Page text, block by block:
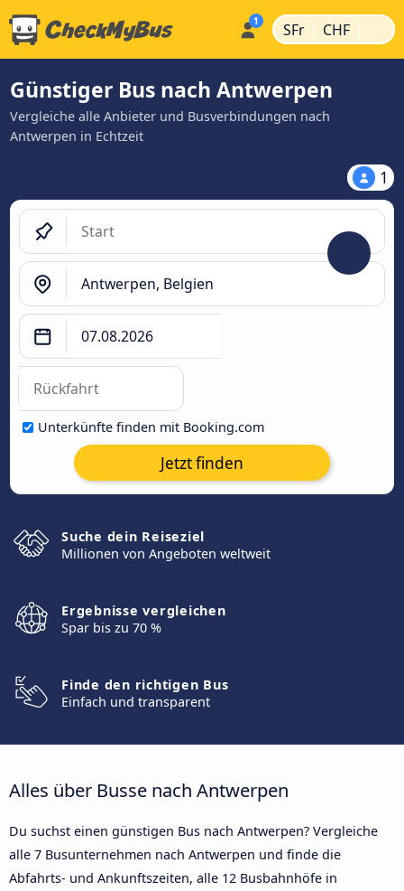
SFr | CHF |
Günstiger Bus nach Antwerpen
Vergleiche alle Anbieter und Busverbindungen nach
Antwerpen in Echtzeit
1
Unterkünfte finden mit Booking.com
Jetzt finden
Suche dein Reiseziel
Millionen von Angeboten weltweit
Ergebnisse vergleichen
Spar bis zu 70 %
Finde den richtigen Bus
Einfach und transparent
Alles über Busse nach Antwerpen
Du suchst einen günstigen Bus nach Antwerpen? Vergleiche
alle 7 Busunternehmen nach Antwerpen und finde die
Abfahrts- und Ankunftszeiten, alle 12 Busbahnhöfe in